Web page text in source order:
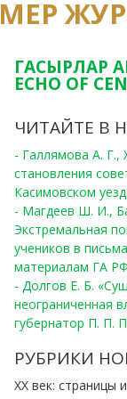
ГАСЫРЛАР
ECHO OF
ЧИТАЙТЕ В
- Галлямова А.
становления
Касимовском
- Магдеев Ш. И.,
Экстремальная
учеников в
материалам ГА
- Долгов Е. Б.
неограниченная
губернатор П. П.
РУБРИКИ
ХХ век: страницы